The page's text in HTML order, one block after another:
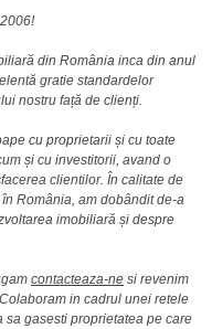
din România inca din anul
gratie standardelor
nostru față de clienți.
cu proprietarii și cu toate
și cu investitorii, avand o
clientilor. În calitate de
România, am dobândit de-a
imobiliară și despre
contacteaza-ne si revenim
in cadrul unei retele
gasesti proprietatea pe care